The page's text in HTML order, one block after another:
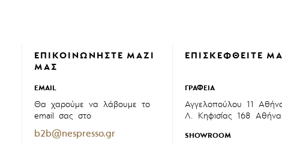
ΕΠΙΚΟΙΝΩΝΗΣΤΕ ΜΑΖΙ
ΜΑΣ
EMAIL
Θα χαρούμε να λάβουμε το
email σας στο
b2b@nespresso.gr
ΕΠΙΣΚΕΦΘΕΙΤΕ
ΓΡΑΦΕΊΑ
Αγγελοπούλου 11
Λ. Κηφισίας 168
SHOWROOM